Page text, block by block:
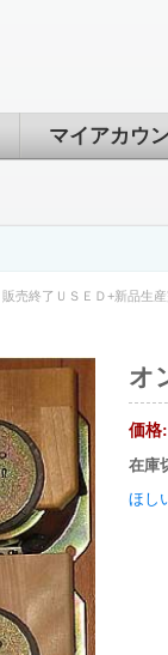
マイアカウ
販売終了ＵＳＥＤ+新品生
オ
価格:
在庫
ほし